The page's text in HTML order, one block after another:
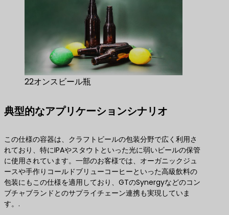
22オンスビール瓶
典型的なアプリケーションシナリオ
この仕様の容器は、クラフトビールの包装分野で広く利用さ
れており、特にIPAやスタウトといった光に弱いビールの保管
に使用されています。一部のお客様では、オーガニックジュ
ースや手作りコールドブリューコーヒーといった高級飲料の
包装にもこの仕様を適用しており、GTのSynergyなどのコン
ブチャブランドとのサプライチェーン連携も実現していま
す。.